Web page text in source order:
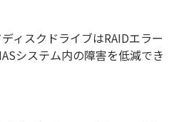
ィスクドライブはRAIDエラー
システム内の障害を低減でき